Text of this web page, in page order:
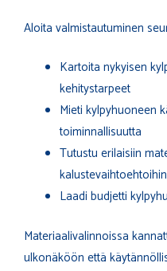
Aloita valmistautuminen
Kartoita nykyisen
kehitystarpeet
Mieti kylpyhuoneen
toiminnallisuutta
Tutustu erilaisiin
kalustevaihtoehtoihin
Laadi budjetti
Materiaalivalinnoissa
ulkonäköön että